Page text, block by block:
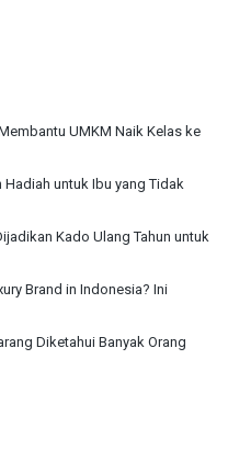
UMKM Naik Kelas ke
untuk Ibu yang Tidak
Kado Ulang Tahun untuk
Brand in Indonesia? Ini
Diketahui Banyak Orang